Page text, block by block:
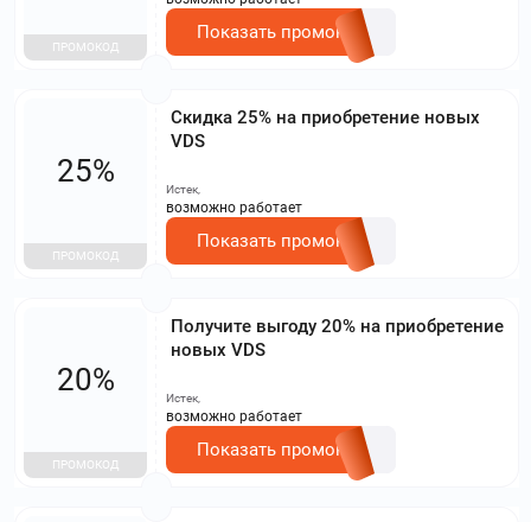
ПРОМОКОД
Показать промокод
Скидка 25% на приобретение новых
VDS
25%
ПРОМОКОД
Истек,
возможно работает
Показать промокод
Получите выгоду 20% на приобретение
новых VDS
20%
ПРОМОКОД
Истек,
возможно работает
Показать промокод